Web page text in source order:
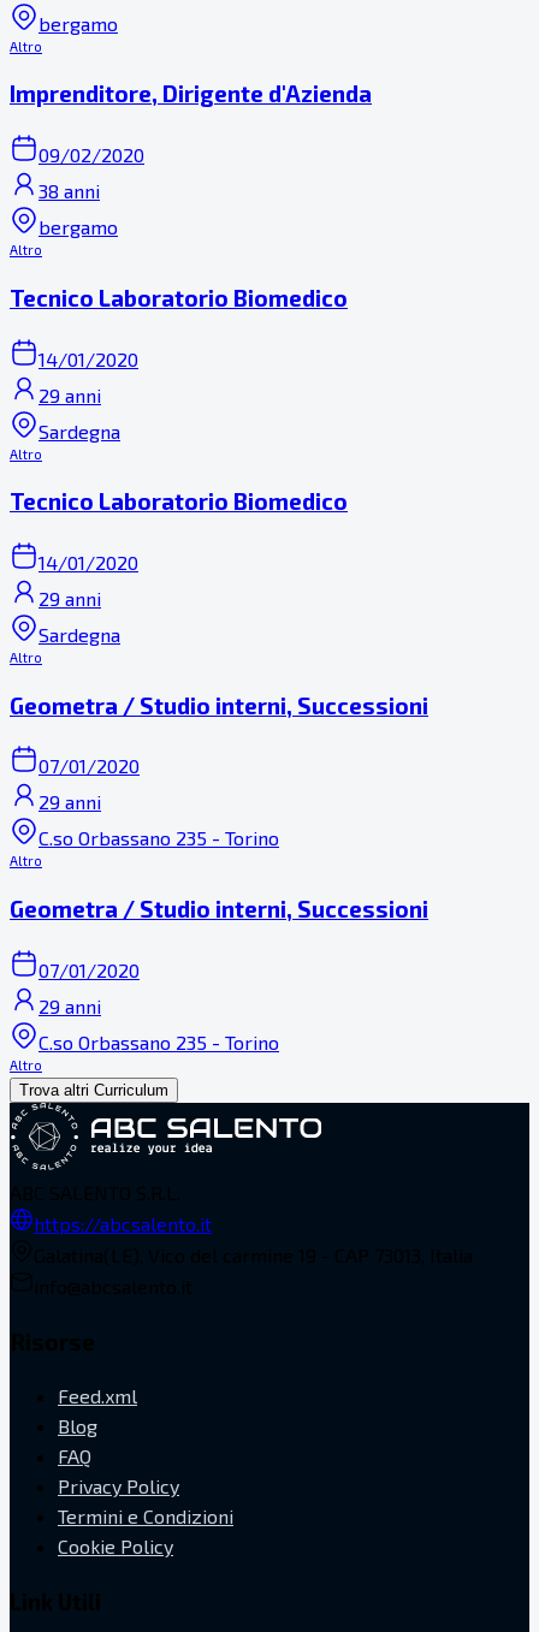
bergamo
Altro
Imprenditore, Dirigente d'Azienda
09/02/2020
38 anni
bergamo
Altro
Tecnico Laboratorio Biomedico
14/01/2020
29 anni
Sardegna
Altro
Tecnico Laboratorio Biomedico
14/01/2020
29 anni
Sardegna
Altro
Geometra / Studio interni, Successioni
07/01/2020
29 anni
C.so Orbassano 235 - Torino
Altro
Geometra / Studio interni, Successioni
07/01/2020
29 anni
C.so Orbassano 235 - Torino
Altro
Trova altri Curriculum
https://abcsalento.it
Feed.xml
Blog
FAQ
Privacy Policy
Termini e Condizioni
Cookie Policy